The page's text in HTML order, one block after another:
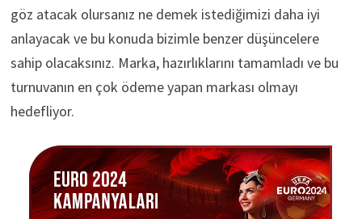
göz atacak olursanız ne demek istediğimizi daha iyi
anlayacak ve bu konuda bizimle benzer düşüncelere
sahip olacaksınız. Marka, hazırlıklarını tamamladı ve bu
turnuvanın en çok ödeme yapan markası olmayı
hedefliyor.